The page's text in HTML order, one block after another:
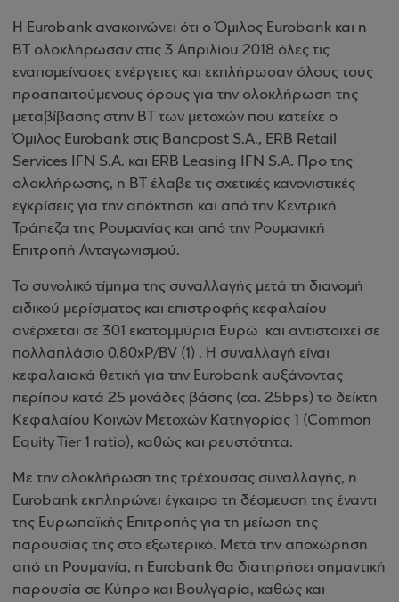
Η Eurobank ανακοινώνει ότι ο Όμιλος Eurobank και η
BT ολοκλήρωσαν στις 3 Απριλίου 2018 όλες τις
εναπομείνασες ενέργειες και εκπλήρωσαν όλους τους
προαπαιτούμενους όρους για την ολοκλήρωση της
μεταβίβασης στην ΒΤ των μετοχών που κατείχε ο
Όμιλος Eurobank στις Bancpost S.A., ERB Retail
Services IFN S.A. και ERB Leasing IFN S.A. Προ της
ολοκλήρωσης, η ΒΤ έλαβε τις σχετικές κανονιστικές
εγκρίσεις για την απόκτηση και από την Κεντρική
Τράπεζα της Ρουμανίας και από την Ρουμανική
Επιτροπή Ανταγωνισμού.
Το συνολικό τίμημα της συναλλαγής μετά τη διανομή
ειδικού μερίσματος και επιστροφής κεφαλαίου
ανέρχεται σε 301 εκατομμύρια Ευρώ και αντιστοιχεί σε
πολλαπλάσιο 0.80xP/BV (1) . Η συναλλαγή είναι
κεφαλαιακά θετική για την Eurobank αυξάνοντας
περίπου κατά 25 μονάδες βάσης (ca. 25bps) το δείκτη
Κεφαλαίου Κοινών Μετοχών Κατηγορίας 1 (Common
Equity Tier 1 ratio), καθώς και ρευστότητα.
Με την ολοκλήρωση της τρέχουσας συναλλαγής, η
Eurobank εκπληρώνει έγκαιρα τη δέσμευση της έναντι
της Ευρωπαϊκής Επιτροπής για τη μείωση της
παρουσίας της στο εξωτερικό. Μετά την αποχώρηση
από τη Ρουμανία, η Eurobank θα διατηρήσει σημαντική
παρουσία σε Κύπρο και Βουλγαρία, καθώς και